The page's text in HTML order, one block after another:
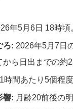
年5月6日 18時頃
ろ: 2026年5月7日
ら日出までの約2
1時間あたり5個程度
響: 月齢20前後の